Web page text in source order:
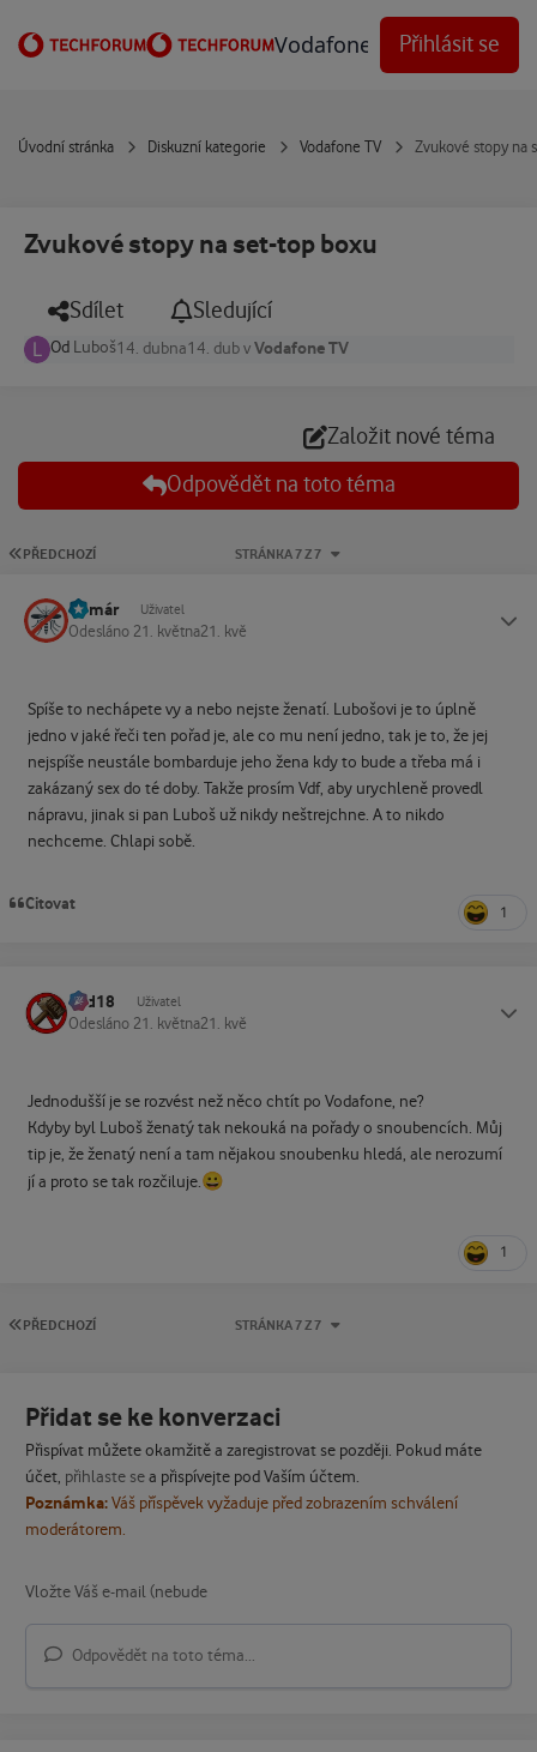
Vodafone Techforum
Přihlásit se
Úvodní stránka Diskuzní kategorie Vodafone TV Zvukové stopy na
Zvukové stopy na set-top boxu
Sdílet Sledující
Od Luboš14. dubna14. dubvVodafone TV
Založit nové téma
Odpovědět na toto téma
PRVNÍ STRÁNKA
PŘEDCHOZÍ STRÁNKA 7 Z 7
Komár Uživatel
Odesláno 21. května21. kvě
Spíše to nechápete vy a nebo nejste ženatí. Lubošovi je to úplně
jedno v jaké řeči ten pořad je, ale co mu není jedno, tak je to, že jej
nejspíše neustále bombarduje jeho žena kdy to bude a třeba má i
zakázaný sex do té doby. Takže prosím Vdf, aby urychleně provedl
nápravu, jinak si pan Luboš už nikdy neštrejchne. A to nikdo
nechceme. Chlapi sobě.
Citovat 1
dad18 Uživatel
Odesláno 21. května21. kvě
Jednodušší je se rozvést než něco chtít po Vodafone, ne?
Kdyby byl Luboš ženatý tak nekouká na pořady o snoubencích. Můj
tip je, že ženatý není a tam nějakou snoubenku hledá, ale nerozumí
jí a proto se tak rozčiluje.😀
1
PRVNÍ STRÁNKA
PŘEDCHOZÍ STRÁNKA 7 Z 7
Přidat se ke konverzaci
Přispívat můžete okamžitě a zaregistrovat se později. Pokud máte
účet, přihlaste sea přispívejte pod Vaším účtem.
Poznámka:Váš příspěvek vyžaduje před zobrazením schválení
moderátorem.
Odpovědět na toto téma...